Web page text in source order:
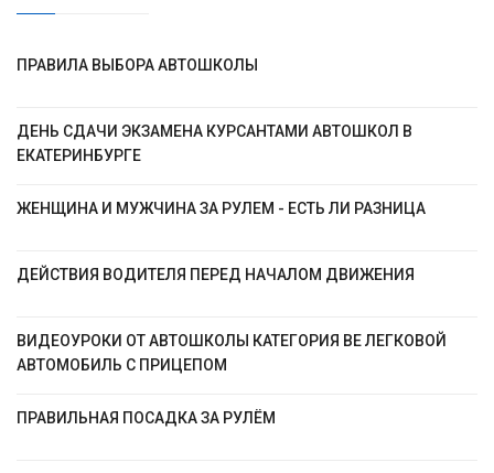
ПРАВИЛА ВЫБОРА АВТОШКОЛЫ
ДЕНЬ СДАЧИ ЭКЗАМЕНА КУРСАНТАМИ АВТОШКОЛ В
ЕКАТЕРИНБУРГЕ
ЖЕНЩИНА И МУЖЧИНА ЗА РУЛЕМ - ЕСТЬ ЛИ РАЗНИЦА
ДЕЙСТВИЯ ВОДИТЕЛЯ ПЕРЕД НАЧАЛОМ ДВИЖЕНИЯ
ВИДЕОУРОКИ ОТ АВТОШКОЛЫ КАТЕГОРИЯ BE ЛЕГКОВОЙ
АВТОМОБИЛЬ С ПРИЦЕПОМ
ПРАВИЛЬНАЯ ПОСАДКА ЗА РУЛЁМ